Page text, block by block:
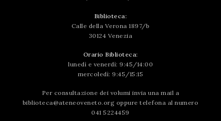
Biblioteca:
Calle della Verona 1897/b
30124 Venezia
Orario Biblioteca:
lunedì e venerdì: 9:45/14:00
mercoledì: 9:45/15:15
Per consultazione dei volumi invia una mail a
biblioteca@ateneoveneto.org oppure telefona al numero
041 5224459